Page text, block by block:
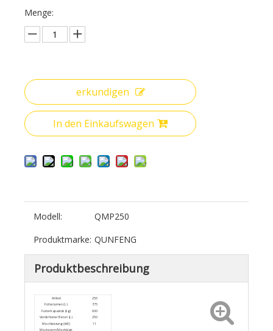
Menge:
erkundigen
In den Einkaufswagen
Modell:
QMP250
Produktmarke: QUNFENG
Produktbeschreibung
Artikel 250
Füllvolumen (L) 375
Futterkapazität (kg)
600
Verdichteter Beton (L)
250
Mischleistung (kW)
11
Mischstern/Mischblatt